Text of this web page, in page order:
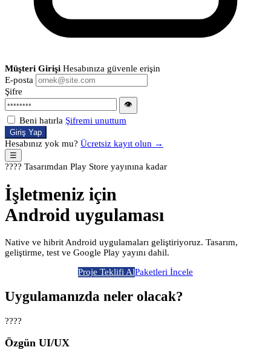
Müşteri Girişi Hesabınıza güvenle erişin
E-posta
Şifre
👁
Beni hatırla Şifremi unuttum
Giriş Yap
Hesabınız yok mu? Ücretsiz kayıt olun →
☰
???? Tasarımdan Play Store yayınına kadar
İşletmeniz için
Android uygulaması
Native ve hibrit Android uygulamaları geliştiriyoruz. Tasarım,
geliştirme, test ve Google Play yayını dahil.
Proje Teklifi AlPaketleri İncele
Uygulamanızda neler olacak?
????
Özgün UI/UX